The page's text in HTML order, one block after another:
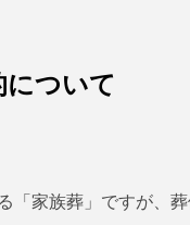
について
「家族葬」ですが、